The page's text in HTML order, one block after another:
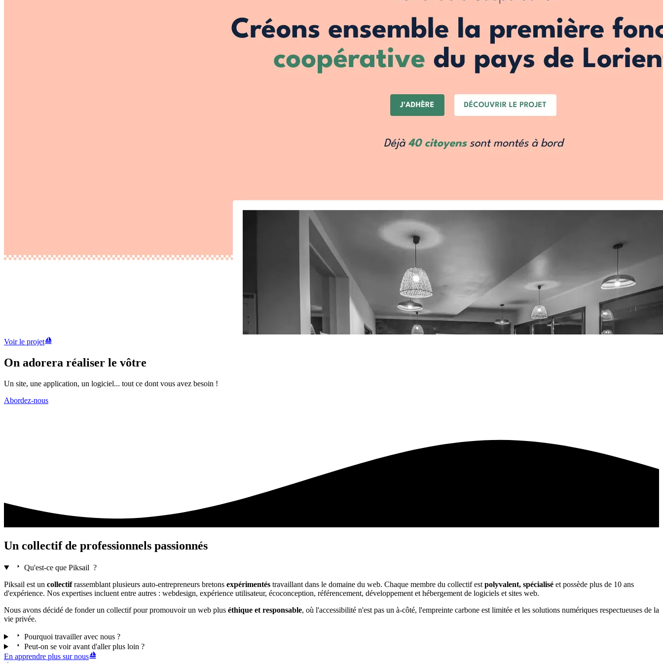
Voir le projet
On adorera réaliser le vôtre
Un site, une application, un logiciel... tout ce dont vous avez besoin !
Abordez-nous
Un collectifde professionnels passionnés
Qu'est-ce que Piksail ?
Piksail est un collectifrassemblant plusieurs auto-entrepreneurs bretons expérimentés travaillant dans le domaine du web. Chaque membre du collectif est polyvalent, spécialisé et possède plus de 10 ans
d'expérience. Nos expertises incluent entre autres : webdesign, expérience utilisateur, écoconception, référencement, développement et hébergement de logiciels et sites web.
Nous avons décidé de fonder un collectif pour promouvoir un web plus éthique et responsable, où l'accessibilité n'est pas un à-côté, l'empreinte carbone est limitée et les solutions numériques respectueuses de la
vie privée.
Pourquoi travailler avec nous ?
Peut-on se voir avant d'aller plus loin ?
En apprendre plus sur nous